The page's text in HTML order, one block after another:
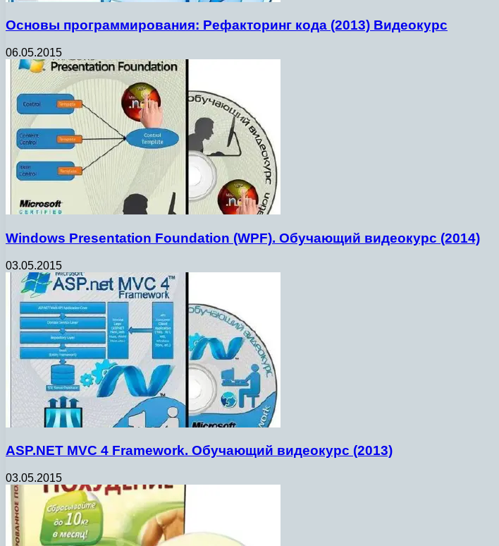
Основы программирования: Рефакторинг кода (2013) Видеокурс
06.05.2015
Windows Presentation Foundation (WPF). Обучающий видеокурс (2014)
03.05.2015
ASP.NET MVC 4 Framework. Обучающий видеокурс (2013)
03.05.2015